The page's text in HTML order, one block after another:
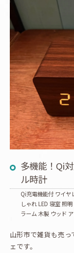
多機能！Qi
ル時計
Qi充電機能付 ワイヤ
しゃれ LED 寝室 照
ラーム 木製 ウッド
山形市で雑貨も売
ェです。